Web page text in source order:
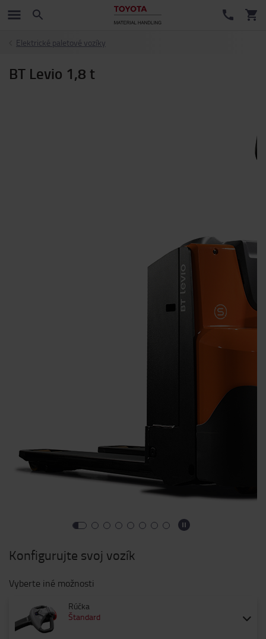
Elektrické paletové vozíky
BT Levio 1,8 t
Konfigurujte svoj vozík
Vyberte iné možnosti
Rúčka
Štandard